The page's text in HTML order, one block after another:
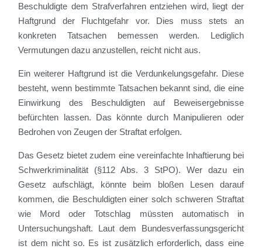
Beschuldigte dem Strafverfahren entziehen wird, liegt der
Haftgrund der Fluchtgefahr vor. Dies muss stets an
konkreten Tatsachen bemessen werden. Lediglich
Vermutungen dazu anzustellen, reicht nicht aus.
Ein weiterer Haftgrund ist die Verdunkelungsgefahr. Diese
besteht, wenn bestimmte Tatsachen bekannt sind, die eine
Einwirkung des Beschuldigten auf Beweisergebnisse
befürchten lassen. Das könnte durch Manipulieren oder
Bedrohen von Zeugen der Straftat erfolgen.
Das Gesetz bietet zudem eine vereinfachte Inhaftierung bei
Schwerkriminalität (§112 Abs. 3 StPO). Wer dazu ein
Gesetz aufschlägt, könnte beim bloßen Lesen darauf
kommen, die Beschuldigten einer solch schweren Straftat
wie Mord oder Totschlag müssten automatisch in
Untersuchungshaft. Laut dem Bundesverfassungsgericht
ist dem nicht so. Es ist zusätzlich erforderlich, dass eine